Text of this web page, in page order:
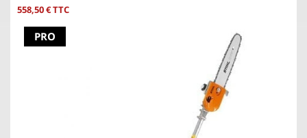
558,50 € TTC
PRO